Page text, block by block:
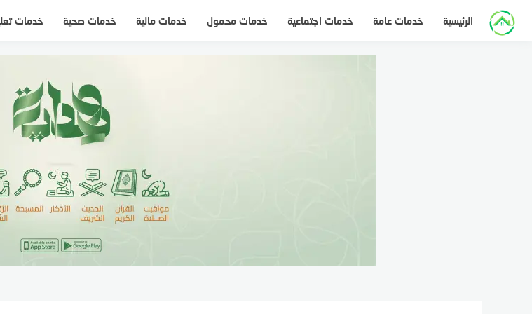
المحتوى
الرئيسية خدمات عامة خدمات اجتماعية خدمات محمول خدمات مالية خدمات صحية خدمات